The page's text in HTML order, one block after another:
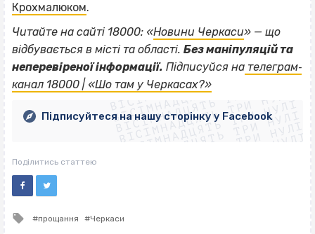
Крохмалюком.
Читайте на сайті 18000: «Новини Черкаси» — що
відбувається в місті та області. Без маніпуляцій та
неперевіреної інформації. Підписуйся на телеграм‐
канал 18000 | «Шо там у Черкасах?»
ВІСІМНАДЦЯТЬ ТРИ НУЛІ
ВІСІМНАДЦЯТЬ ТРИ НУЛІ
ВІСІМНАДЦЯТЬ ТРИ НУЛІ
ВІСІМНАДЦЯТЬ ТРИ НУЛІ
ВІСІМНАДЦЯТЬ ТРИ НУЛІ
ВІСІМНАДЦЯТЬ ТРИ НУЛІ
ВІСІМНАДЦЯТЬ ТРИ НУЛІ
ВІСІМНАДЦЯТЬ ТРИ НУЛІ
Підписуйтеся на нашу сторінку у Facebook
Поділитись статтею
Tagged
прощання Черкаси